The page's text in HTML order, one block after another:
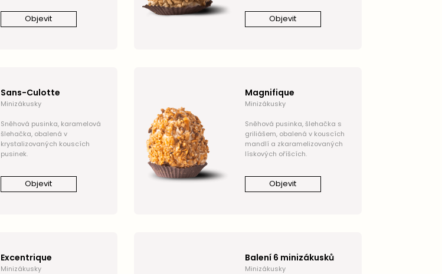
Objevit Objevit
Sans-Culotte
Minizákusky
Sněhová pusinka, karamelová
šlehačka, obalená v
krystalizovaných kouscích
pusinek.
Objevit
Magnifique
Minizákusky
Sněhová pusinka, šlehačka s
griliášem, obalená v kouscích
mandlí a zkaramelizovaných
lískových oříšcích.
Objevit
Excentrique
Minizákusky
Balení 6 minizákusků
Minizákusky